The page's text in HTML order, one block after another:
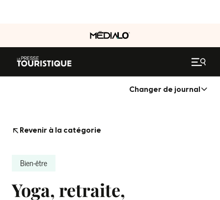
Changer de journal
Revenir à la catégorie
Bien-être
Yoga, retraite,